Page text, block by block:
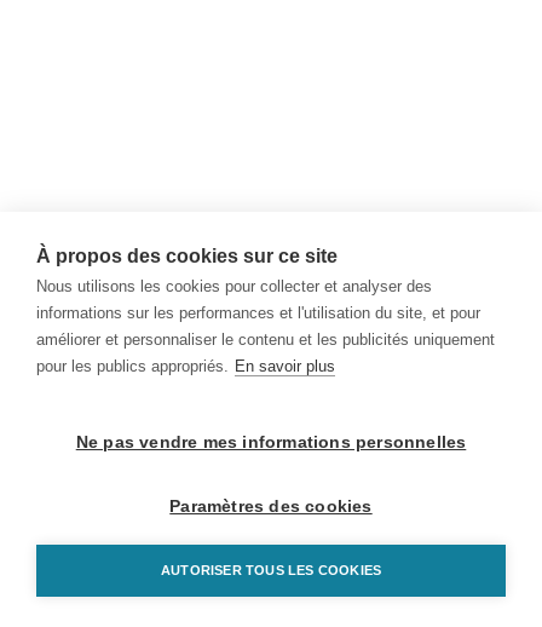
À propos des cookies sur ce site
Nous utilisons les cookies pour collecter et analyser des
informations sur les performances et l'utilisation du site, et pour
améliorer et personnaliser le contenu et les publicités uniquement
pour les publics appropriés. En savoir plus
Ne pas vendre mes informations personnelles
Paramètres des cookies
AUTORISER TOUS LES COOKIES